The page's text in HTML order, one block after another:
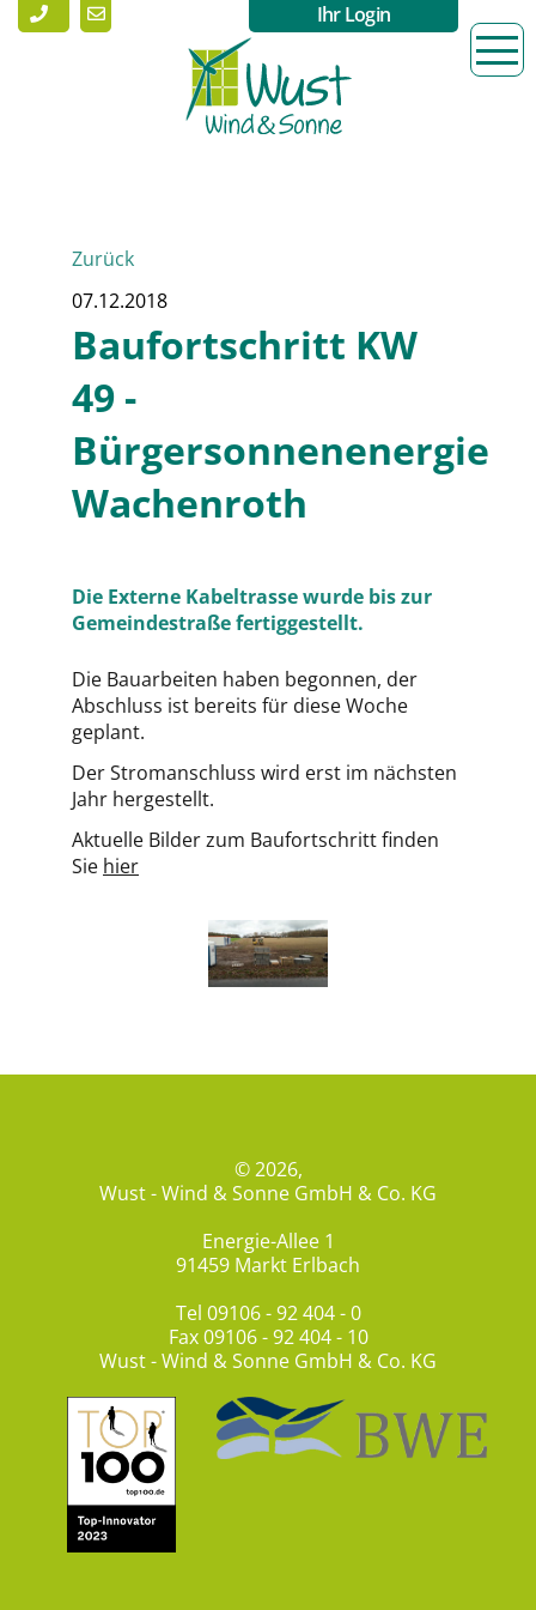
Ihr Login
Zurück
07.12.2018
Baufortschritt KW
49 -
Bürgersonnenenergie
Wachenroth
Die Externe Kabeltrasse wurde bis zur
Gemeindestraße fertiggestellt.
Die Bauarbeiten haben begonnen, der
Abschluss ist bereits für diese Woche
geplant.
Der Stromanschluss wird erst im nächsten
Jahr hergestellt.
Aktuelle Bilder zum Baufortschritt finden
Sie hier
© 2026,
Wust - Wind & Sonne GmbH & Co. KG
Energie-Allee 1
91459 Markt Erlbach
Tel 09106 - 92 404 - 0
Fax 09106 - 92 404 - 10
Wust - Wind & Sonne GmbH & Co. KG